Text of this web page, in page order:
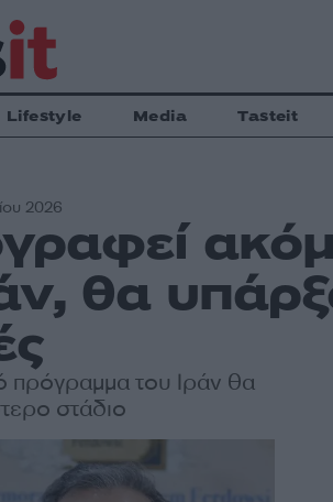
Lifestyle Media Tasteit
2026
θα
πρόγραμμα του Ιράν θα
στάδιο